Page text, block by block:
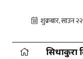
सिधाकुरा